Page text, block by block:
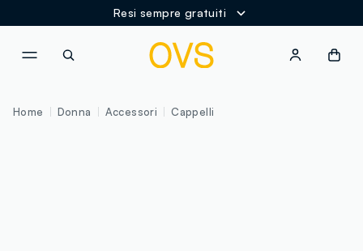
Resi sempre gratuiti
Home Donna Accessori Cappelli